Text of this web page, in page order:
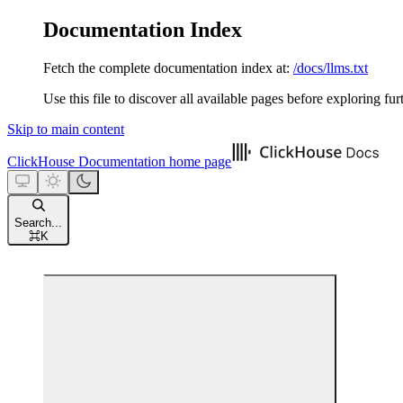
Documentation Index
Fetch the complete documentation index at: /docs/llms.txt
Use this file to discover all available pages before exploring
Skip to main content
ClickHouse Documentation home page
Search...
⌘K